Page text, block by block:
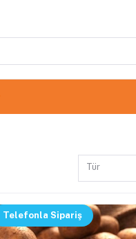
Tür
Telefonla Sipariş